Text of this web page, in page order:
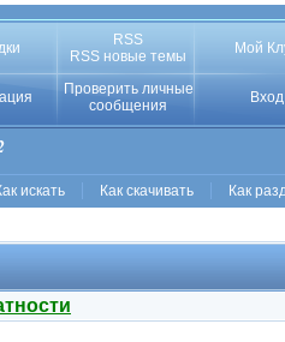
RSS
RSS новые темы
Мой
Проверить личные
сообщения
Вход
искать Как скачивать Как